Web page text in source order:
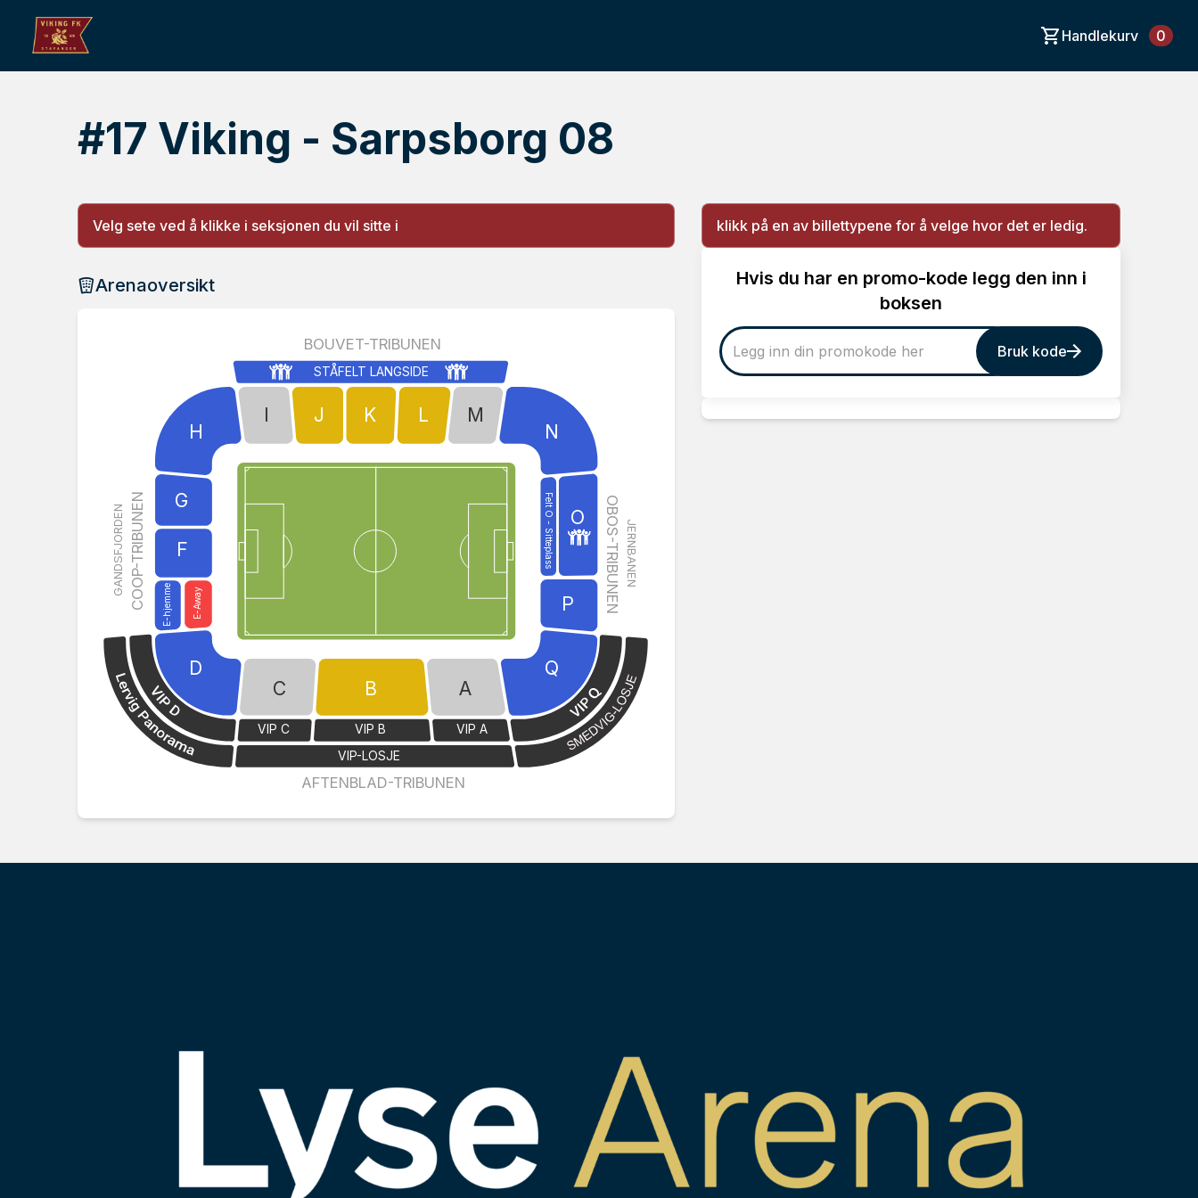
Handlekurv 0
#17 Viking - Sarpsborg 08
Velg sete ved å klikke i seksjonen du vil sitte i
Arenaoversikt
I J K L M
N
Felt O - Sitteplass
P
Q
A
B
C
VIP C
VIP B
VIP-LOSJE
VIP A
D
F
G
H
E-Away
E-hjemme
O
STÅFELT LANGSIDE
BOUVET-TRIBUNEN
AFTENBLAD-TRIBUNEN
OBOS-TRIBUNENJERNBANEN
COOP-TRIBUNEN
GANDSFJORDEN
klikk på en av billettypene for å velge hvor det er ledig.
Hvis du har en promo-kode legg den inn i
boksen
Bruk kode